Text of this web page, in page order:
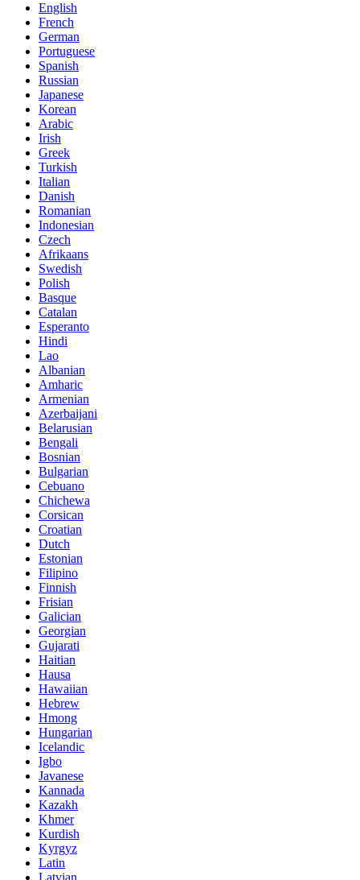
English
French
German
Portuguese
Spanish
Russian
Japanese
Korean
Arabic
Irish
Greek
Turkish
Italian
Danish
Romanian
Indonesian
Czech
Afrikaans
Swedish
Polish
Basque
Catalan
Esperanto
Hindi
Lao
Albanian
Amharic
Armenian
Azerbaijani
Belarusian
Bengali
Bosnian
Bulgarian
Cebuano
Chichewa
Corsican
Croatian
Dutch
Estonian
Filipino
Finnish
Frisian
Galician
Georgian
Gujarati
Haitian
Hausa
Hawaiian
Hebrew
Hmong
Hungarian
Icelandic
Igbo
Javanese
Kannada
Kazakh
Khmer
Kurdish
Kyrgyz
Latin